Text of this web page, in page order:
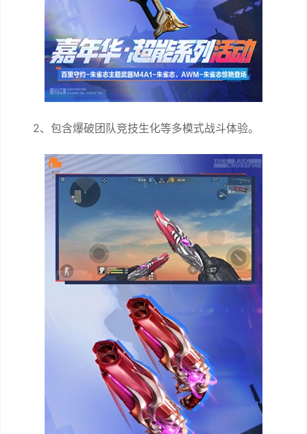
2、包含爆破团队竞技生化等多模式战斗体验。